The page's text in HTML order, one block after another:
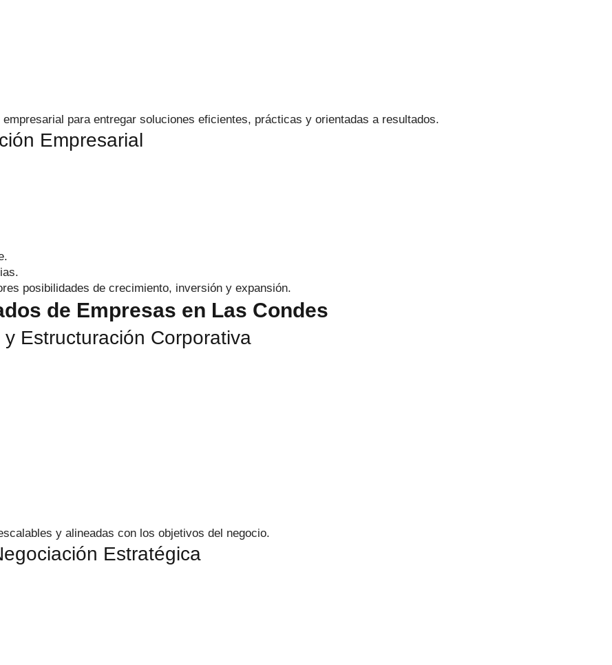
para entregar soluciones eficientes, prácticas y orientadas a resultados.
Empresarial
posibilidades de crecimiento, inversión y expansión.
de Empresas en Las Condes
Estructuración Corporativa
y alineadas con los objetivos del negocio.
Estratégica